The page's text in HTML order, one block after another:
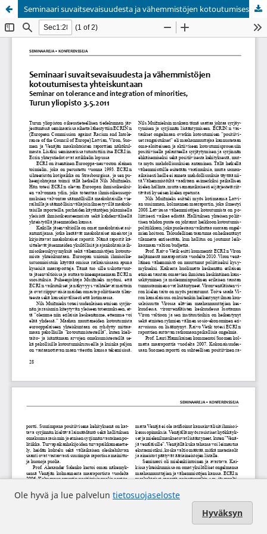
Seminaari suvaitsevaisuudesta ja vähemmistöjen kotoutumisesta yhteiskuntaan
Ole hyvä ja lue palvelun tietosuojaseloste
Hyväksyn
Palvelua ylläpitää